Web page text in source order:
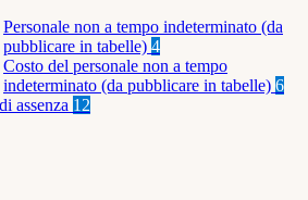
Personale non a tempo indeterminato (da
pubblicare in tabelle) 4
Costo del personale non a tempo
indeterminato (da pubblicare in tabelle) 6
assenza 12